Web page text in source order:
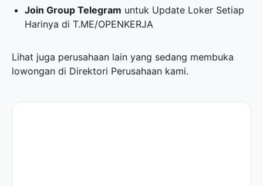
Join Group Telegram untuk Update Loker Setiap
Harinya diT.ME/OPENKERJA
Lihat juga perusahaan lain yang sedang membuka
lowongan di Direktori Perusahaan kami.